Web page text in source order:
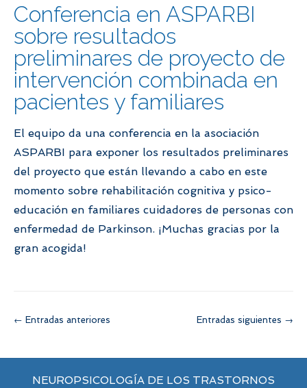
Conferencia en ASPARBI
sobre resultados
preliminares de proyecto de
intervención combinada en
pacientes y familiares
El equipo da una conferencia en la asociación
ASPARBI para exponer los resultados preliminares
del proyecto que están llevando a cabo en este
momento sobre rehabilitación cognitiva y psico-
educación en familiares cuidadores de personas con
enfermedad de Parkinson. ¡Muchas gracias por la
gran acogida!
Navegación
entradas
← Entradas anteriores Entradas siguientes →
NEUROPSICOLOGÍA DE LOS TRASTORNOS